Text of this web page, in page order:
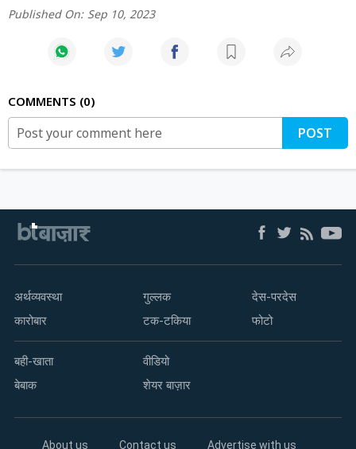
Published On: Sep 10, 2023
COMMENTS 0
POST
अर्थव्यवस्था
कारोबार
गुल्लक
टक-टकिया
देस-परदेस
फोटो
बही-खाता
बेबाक
वीडियो
शेयर बाज़ार
About us Contact us Advertise with us